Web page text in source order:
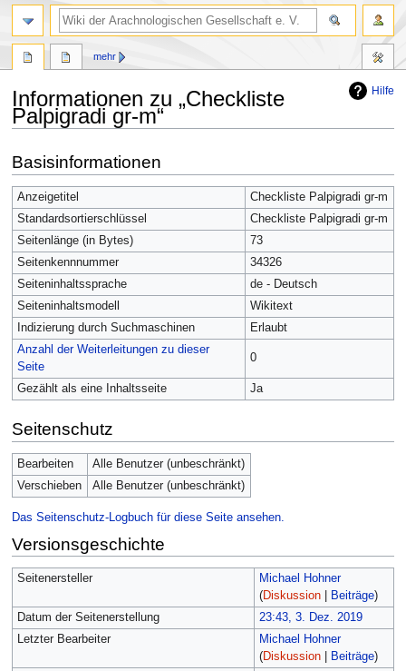
Hilfe
Informationen zu „Checkliste
Palpigradi gr-m“
Navigation
springen
Suche
springen
Basisinformationen
Anzeigetitel
Checkliste Palpigradi gr-m
Standardsortierschlüssel
Checkliste Palpigradi gr-m
Seitenlänge (in Bytes)
73
Seitenkennnummer
34326
Seiteninhaltssprache
de - Deutsch
Seiteninhaltsmodell
Wikitext
Indizierung durch Suchmaschinen
Erlaubt
Anzahl der Weiterleitungen zu dieser
Seite
0
Gezählt als eine Inhaltsseite Ja
Seitenschutz
Bearbeiten
Alle Benutzer (unbeschränkt)
Verschieben
Alle Benutzer (unbeschränkt)
Das Seitenschutz-Logbuch für diese Seite ansehen.
Versionsgeschichte
Seitenersteller
Michael Hohner
(Diskussion| Beiträge)
Datum der Seitenerstellung
23:43, 3. Dez. 2019
Letzter Bearbeiter
Michael Hohner
(Diskussion| Beiträge)
mehr